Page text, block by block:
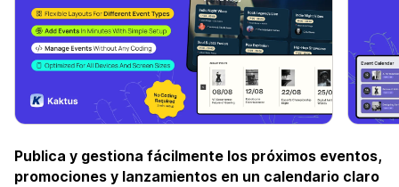
Publica y gestiona fácilmente los próximos eventos,
promociones y lanzamientos en un calendario claro